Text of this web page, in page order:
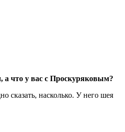
а что у вас с Проскуряковым?
сказать, насколько. У него шея